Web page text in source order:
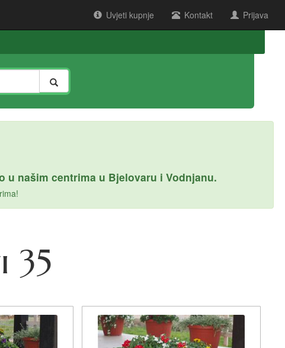
Uvjeti kupnje Kontakt Prijava
u našim centrima u Bjelovaru i Vodnjanu.
35